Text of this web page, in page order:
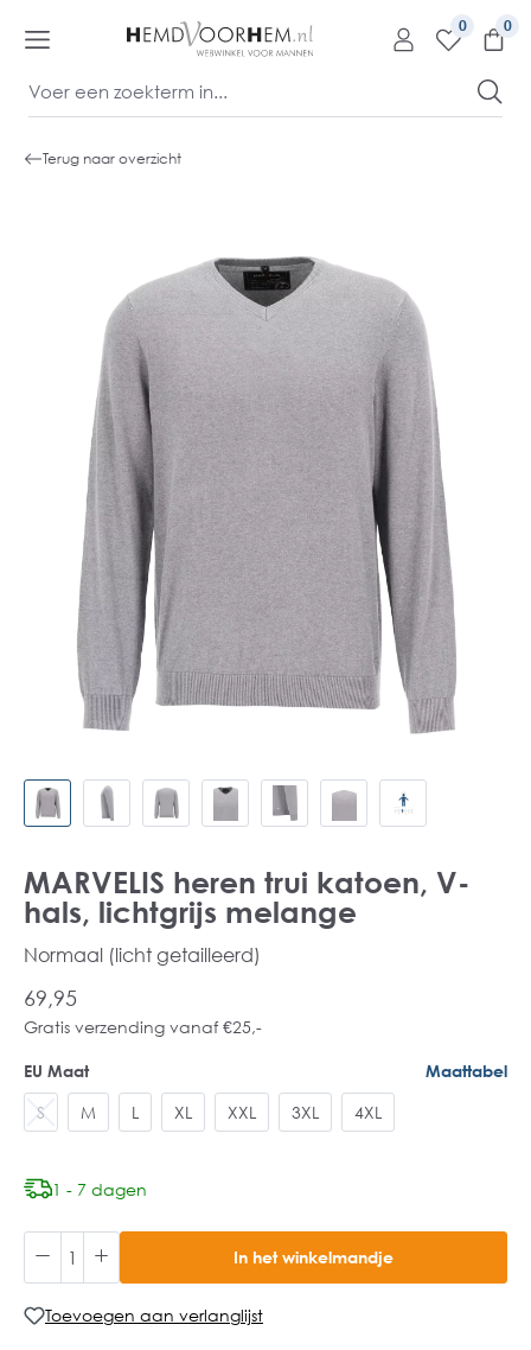
0
Terug naar overzicht
MARVELIS heren trui katoen, V-
hals, lichtgrijs melange
Normaal (licht getailleerd)
69,95
Gratis verzending vanaf €25,-
EU Maat Maattabel
S M L XL XXL 3XL 4XL
1 - 7 dagen
In het winkelmandje
Toevoegen aan verlanglijst